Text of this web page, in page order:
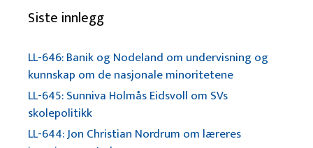
Siste innlegg
LL-646: Banik og Nodeland om undervisning og
kunnskap om de nasjonale minoritetene
LL-645: Sunniva Holmås Eidsvoll om SVs
skolepolitikk
LL-644: Jon Christian Nordrum om læreres